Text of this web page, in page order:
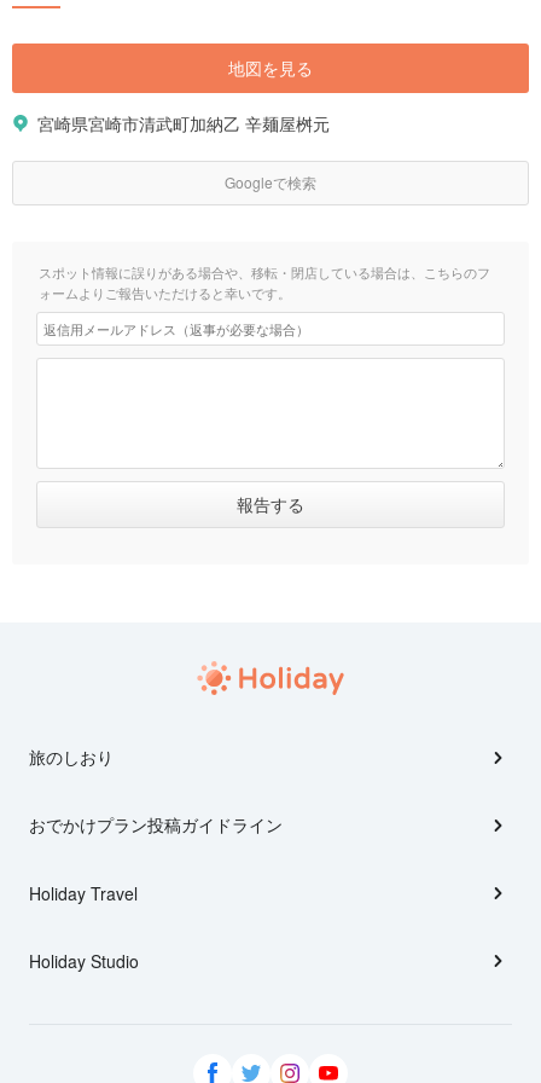
地図を見る
宮崎県宮崎市清武町加納乙 辛麺屋桝元
Googleで検索
スポット情報に誤りがある場合や、移転・閉店している場合は、こちらのフ
ォームよりご報告いただけると幸いです。
旅のしおり
おでかけプラン投稿ガイドライン
Holiday Travel
Holiday Studio